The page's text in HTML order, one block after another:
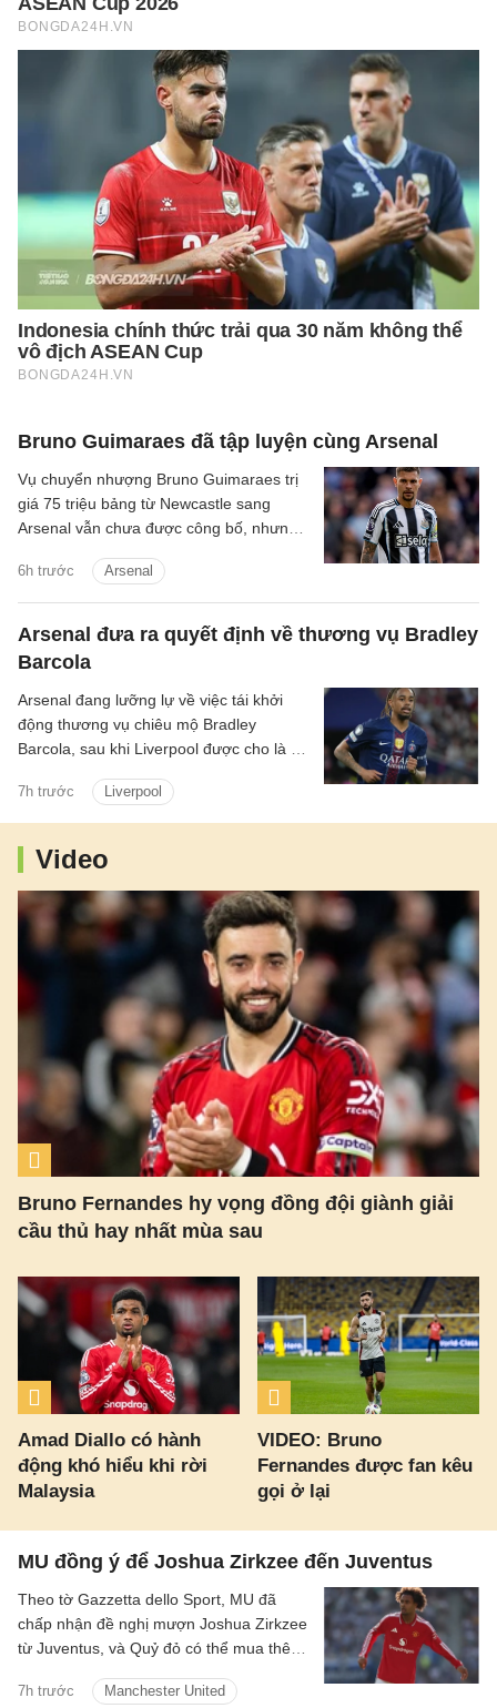
Bruno Guimaraes đã tập luyện cùng Arsenal
6h trước Arsenal
Vụ chuyển nhượng Bruno Guimaraes trị
giá 75 triệu bảng từ Newcastle sang
Arsenal vẫn chưa được công bố, nhưng
Arsenal đưa ra quyết định về thương vụ Bradley
Barcola
7h trước Liverpool
Arsenal đang lưỡng lự về việc tái khởi
động thương vụ chiêu mộ Bradley
Barcola, sau khi Liverpool được cho là đã
Video
Bruno Fernandes hy vọng đồng đội giành giải
cầu thủ hay nhất mùa sau
Amad Diallo có hành
động khó hiểu khi rời
Malaysia
VIDEO: Bruno
Fernandes được fan kêu
gọi ở lại
MU đồng ý để Joshua Zirkzee đến Juventus
7h trước Manchester United
Theo tờ Gazzetta dello Sport, MU đã
chấp nhận đề nghị mượn Joshua Zirkzee
từ Juventus, và Quỷ đỏ có thể mua thêm
2026.